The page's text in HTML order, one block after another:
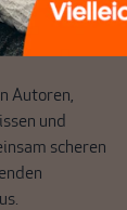
so
Autoren,
und
scheren